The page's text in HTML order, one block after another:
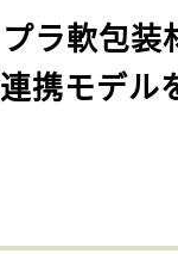
ラ軟包装
携モデル